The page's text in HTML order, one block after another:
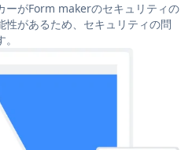
ーがForm makerのセキュリティの
性があるため、セキュリティの問